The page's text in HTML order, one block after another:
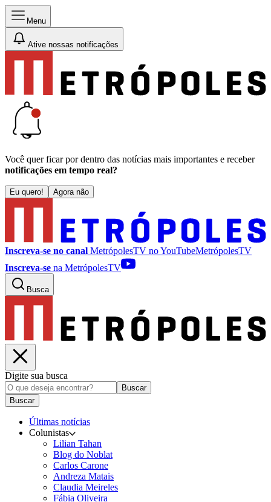
Menu
Ative nossas notificações
Você quer ficar por dentro das notícias mais importantes e receber
notificações em tempo real?
Eu quero! Agora não
Inscreva-se no canal MetrópolesTV noYouTubeMetrópolesTV
Inscreva-se na MetrópolesTV
Busca
Digite sua busca
Buscar
Buscar
Últimas notícias
Colunistas
Lilian Tahan
Blog do Noblat
Carlos Carone
Andreza Matais
Claudia Meireles
Fábia Oliveira